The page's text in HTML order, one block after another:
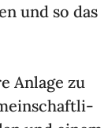
und so das
Anlage zu